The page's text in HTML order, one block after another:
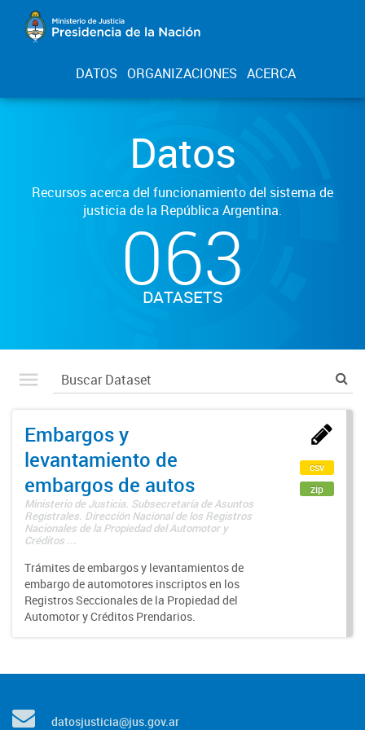
DATOS ORGANIZACIONES ACERCA
Datos
Recursos acerca del funcionamiento del sistema de
justicia de la República Argentina.
063
DATASETS
Embargos y
levantamiento de
embargos de autos
Ministerio de Justicia. Subsecretaría de Asuntos
Registrales. Dirección Nacional de los Registros
Nacionales de la Propiedad del Automotor y
Créditos ...
Trámites de embargos y levantamientos de
embargo de automotores inscriptos en los
Registros Seccionales de la Propiedad del
Automotor y Créditos Prendarios.
csv
zip
datosjusticia@jus.gov.ar